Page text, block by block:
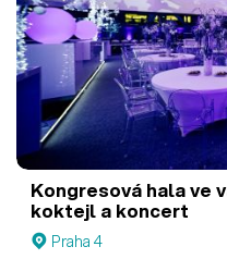
Kongresová hala ve
koktejl a koncert
Praha 4